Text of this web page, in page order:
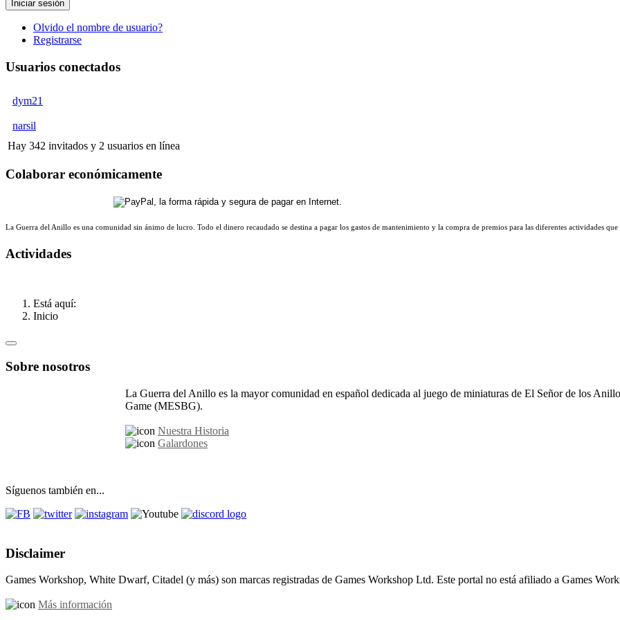
Iniciar sesión
Olvido el nombre de usuario?
Registrarse
Usuarios conectados
dym21
narsil
Hay 342 invitados y 2 usuarios en línea
Colaborar económicamente
La Guerra del Anillo es una comunidad sin ánimo de lucro. Todo el dinero recaudado se destina a pagar los gastos de mantenimiento y la compra de premios para las diferentes actividades que
Actividades
Está aquí:
Inicio
Sobre nosotros
La Guerra del Anillo es la mayor comunidad en español dedicada al juego de miniaturas de El Señor de los
Game (MESBG).
Nuestra Historia
Galardones
Síguenos también en...
Disclaimer
Games Workshop, White Dwarf, Citadel (y más) son marcas registradas de Games Workshop Ltd. Este portal no está afiliado a Games
Más información